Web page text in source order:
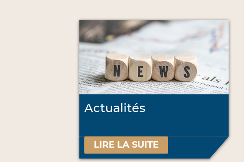
Actualités
LIRE LA SUITE